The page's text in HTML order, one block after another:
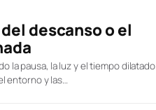
descanso o el
la pausa, la luz y el tiempo dilatado
entorno y las…